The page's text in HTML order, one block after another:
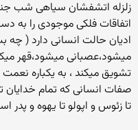
زلزله اتشفشان سیاهی شب
اتفاقات فلکی موجودی را به
ادیان حالت انسانی دارد (
میشود،عصبانی میشود،قهر
تشویق میکند ، به یکباره
صفات انسانی که تمام خدایان
تا زئوس و اپولو تا یهوه و پدر